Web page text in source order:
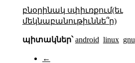
բնօրինակ սփիւռքում(եւ
մեկնաբանութիւննե՞ր)
պիտակներ՝ android linux gnu
←